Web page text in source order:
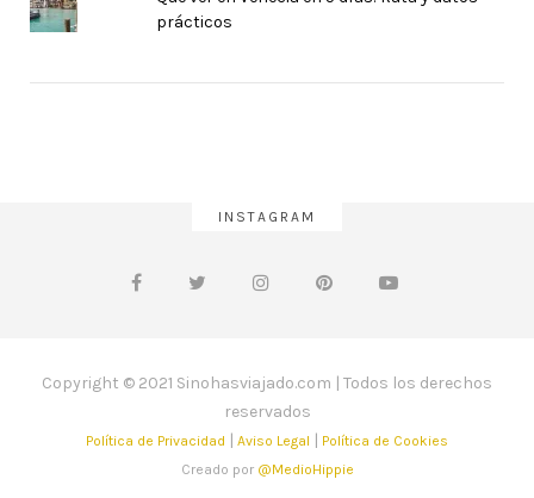
prácticos
INSTAGRAM
Copyright © 2021 Sinohasviajado.com | Todos los derechos
reservados
Política de Privacidad | Aviso Legal | Política de Cookies
Creado por @MedioHippie